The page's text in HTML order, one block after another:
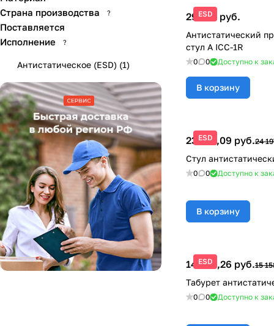
ESD
29 414 руб.
Антистатический
стул А ICC-1R
0 0 Доступно к
В корзину
ESD
23 471,09 руб.24
Стул
0 0 Доступно к
В корзину
ESD
14 703,26 руб.15
Табурет
0 0 Доступно к
Страна производства
?
Поставляется
Исполнение
?
Антистатическое (ESD) (1)